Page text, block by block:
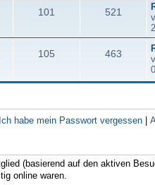
101 521
105 463
Ich habe mein Passwort vergessen
(basierend auf den aktiven
online waren.